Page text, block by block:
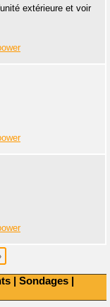
| Sondages |
extérieure et voir